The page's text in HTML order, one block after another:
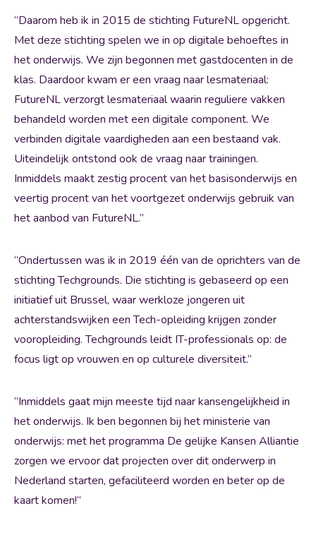
“Daarom heb ik in 2015 de stichting FutureNL opgericht.
Met deze stichting spelen we in op digitale behoeftes in
het onderwijs. We zijn begonnen met gastdocenten in de
klas. Daardoor kwam er een vraag naar lesmateriaal:
FutureNL verzorgt lesmateriaal waarin reguliere vakken
behandeld worden met een digitale component. We
verbinden digitale vaardigheden aan een bestaand vak.
Uiteindelijk ontstond ook de vraag naar trainingen.
Inmiddels maakt zestig procent van het basisonderwijs en
veertig procent van het voortgezet onderwijs gebruik van
het aanbod van FutureNL.”
“Ondertussen was ik in 2019 één van de oprichters van de
stichting Techgrounds. Die stichting is gebaseerd op een
initiatief uit Brussel, waar werkloze jongeren uit
achterstandswijken een Tech-opleiding krijgen zonder
vooropleiding. Techgrounds leidt IT-professionals op: de
focus ligt op vrouwen en op culturele diversiteit.”
“Inmiddels gaat mijn meeste tijd naar kansengelijkheid in
het onderwijs. Ik ben begonnen bij het ministerie van
onderwijs: met het programma De gelijke Kansen Alliantie
zorgen we ervoor dat projecten over dit onderwerp in
Nederland starten, gefaciliteerd worden en beter op de
kaart komen!”